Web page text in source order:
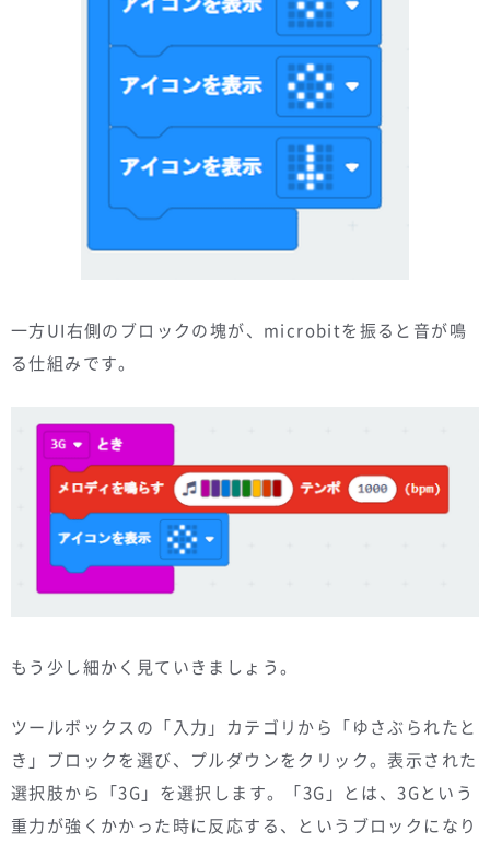
一方UI右側のブロックの塊が、microbitを振ると音が鳴
る仕組みです。
もう少し細かく見ていきましょう。
ツールボックスの「入力」カテゴリから「ゆさぶられたと
き」ブロックを選び、プルダウンをクリック。表示された
選択肢から「3G」を選択します。「3G」とは、3Gという
重力が強くかかった時に反応する、というブロックになり